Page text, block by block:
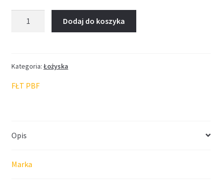
Dodaj do koszyka
Kategoria: Łożyska
FŁT PBF
Opis
Marka